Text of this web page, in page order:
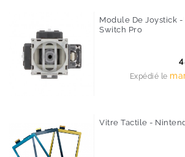
Module De Joystick
Switch Pro
Expédié le
Vitre Tactile -